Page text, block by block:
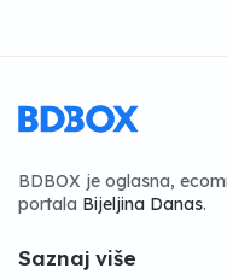
BDBOX je oglasna,
portala Bijeljina Danas.
Saznaj više